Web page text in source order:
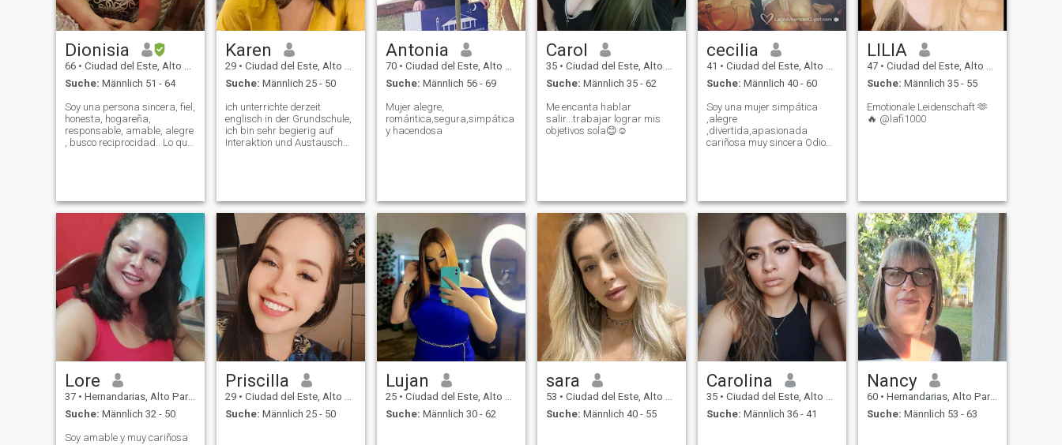
Dionisia
66 • Ciudad del Este, Alto Paraná, Paraguay
Suche: Männlich 51 - 64
Soy una persona sincera, fiel,
honesta, hogareña,
responsable, amable, alegre
, busco reciprocidad.. Lo que
nadie, considero q mi cuerpo
es un
Karen
29 • Ciudad del Este, Alto Paraná, Paraguay
Suche: Männlich 25 - 50
ich unterrichte derzeit
englisch in der Grundschule,
ich bin sehr begierig auf
Interaktion und Austausch
Antonia
70 • Ciudad del Este, Alto Paraná, Paraguay
Suche: Männlich 56 - 69
Mujer alegre,
romántica,segura,simpática
y hacendosa
Carol
35 • Ciudad del Este, Alto Paraná, Paraguay
Suche: Männlich 35 - 62
Me encanta hablar
salir...trabajar lograr mis
objetivos sola😊☺️
cecilia
41 • Ciudad del Este, Alto Paraná, Paraguay
Suche: Männlich 40 - 60
Soy una mujer simpática
,alegre
,divertida,apasionada
cariñosa muy sincera Odio
den seria y por favor no me
escriban perfiles sin fotos
LILIA
47 • Ciudad del Este, Alto Paraná, Paraguay
Suche: Männlich 35 - 55
Emotionale Leidenschaft 🫶
🔥 @lafi1000
Lore
37 • Hernandarias, Alto Paraná, Paraguay
Suche: Männlich 32 - 50
Soy amable y muy cariñosa
Priscilla
29 • Ciudad del Este, Alto Paraná, Paraguay
Suche: Männlich 25 - 50
Lujan
25 • Ciudad del Este, Alto Paraná, Paraguay
Suche: Männlich 30 - 62
sara
53 • Ciudad del Este, Alto Paraná, Paraguay
Suche: Männlich 40 - 55
Carolina
35 • Ciudad del Este, Alto Paraná, Paraguay
Suche: Männlich 36 - 41
Nancy
60 • Hernandarias, Alto Paraná, Paraguay
Suche: Männlich 53 - 63